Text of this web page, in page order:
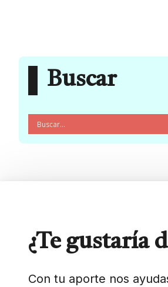
Buscar
¿Te gustaría
Con tu aporte nos